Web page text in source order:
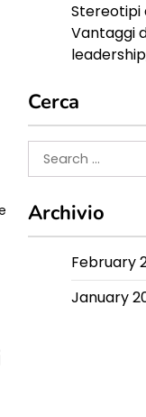
Stereotipi
Vantaggi
Cerca
Search
for:
Archivio
February
January